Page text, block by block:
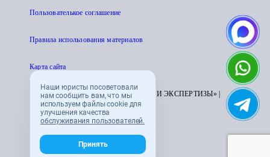
Наши юристы посоветовали
нам сообщить вам, что мы
используем файлы cookie для
улучшения качества
обслуживания пользователей.
Принять
Пользователькое соглашение
Правила использования материалов
Карта сайта
© 1995 - 2026 «ЦЕНТР АТТЕСТАЦИИ И ЭКСПЕРТИЗЫ» |
CENTRATTEK.RU